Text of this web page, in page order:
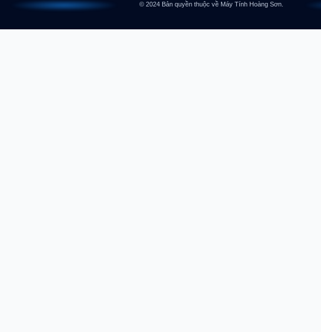
© 2024 Bản quyền thuộc về Máy Tính Hoàng Sơn.